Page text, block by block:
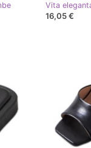
Vita
16,05 €